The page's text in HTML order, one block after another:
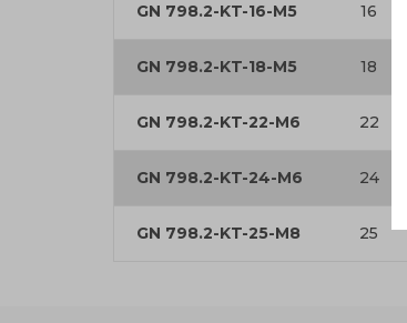
GN 798.2-KT-16-M5 16
GN 798.2-KT-18-M5 18
GN 798.2-KT-22-M6 22
GN 798.2-KT-24-M6 24
GN 798.2-KT-25-M8 25